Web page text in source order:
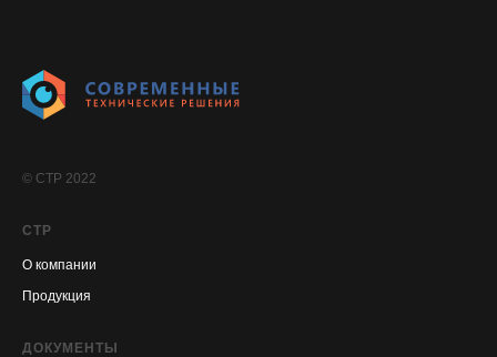
© СТР 2022
СТР
О компании
Продукция
ДОКУМЕНТЫ